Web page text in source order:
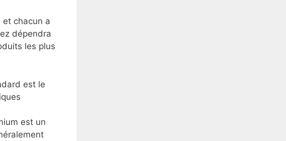
chacun a
dépendra
les plus
est le
est un